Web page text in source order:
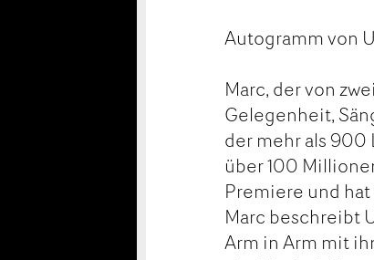
Autogramm von
Marc, der von
Gelegenheit,
der mehr als
über 100
Premiere und
Marc beschreibt
Arm in Arm mit